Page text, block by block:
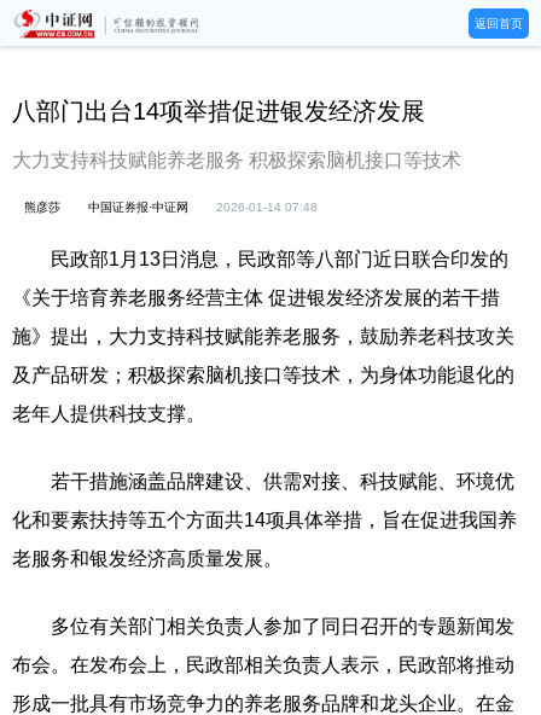
返回首页
八部门出台14项举措促进银发经济发展
大力支持科技赋能养老服务 积极探索脑机接口等技术
熊彦莎 中国证券报·中证网 2026-01-14 07:48
民政部1月13日消息，民政部等八部门近日联合印发的
《关于培育养老服务经营主体 促进银发经济发展的若干措
施》提出，大力支持科技赋能养老服务，鼓励养老科技攻关
及产品研发；积极探索脑机接口等技术，为身体功能退化的
老年人提供科技支撑。
若干措施涵盖品牌建设、供需对接、科技赋能、环境优
化和要素扶持等五个方面共14项具体举措，旨在促进我国养
老服务和银发经济高质量发展。
多位有关部门相关负责人参加了同日召开的专题新闻发
布会。在发布会上，民政部相关负责人表示，民政部将推动
形成一批具有市场竞争力的养老服务品牌和龙头企业。在金